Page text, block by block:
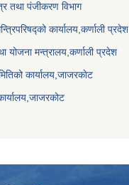
तथा पंजीकरण विभाग
कार्यालय,कर्णाली प्रदेश
योजना मन्त्रालय,कर्णाली प्रदेश
कार्यालय,जाजरकाेट